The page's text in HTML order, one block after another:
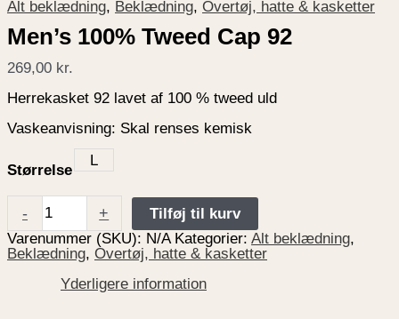
Alt beklædning, Beklædning, Overtøj, hatte & kasketter
Men’s 100% Tweed Cap 92
269,00 kr.
Herrekasket 92 lavet af 100 % tweed uld
Vaskeanvisning: Skal renses kemisk
Størrelse
L
- +
Tilføj til kurv
Varenummer (SKU): N/A Kategorier: Alt beklædning,
Beklædning, Overtøj, hatte & kasketter
Yderligere information